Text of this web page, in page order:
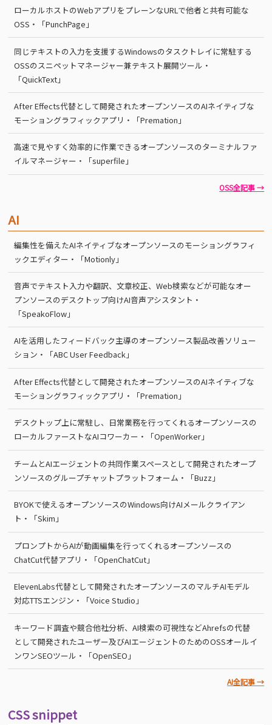
ローカルホストのWebアプリをプレーンなURLで他者と共有可能な
OSS・「PunchPage」
同じテキストの入力を支援するWindowsのタスクトレイに常駐する
OSSのスニペットマネージャー兼テキスト展開ツール・
「QuickText」
After Effects代替として開発されたオープンソースのAIネイティブな
モーショングラフィックアプリ・「Premation」
高速で見やすく効率的に作業できるオープンソースのターミナルファ
イルマネージャー・「superfile」
OSS全記事 →
AI
編集性を備えたAIネイティブなオープンソースのモーショングラフィ
ックエディター・「Motionly」
音声でテキスト入力や翻訳、文章校正、Web検索などが可能なオー
プンソースのデスクトップ向けAI音声アシスタント・
「SpeakoFlow」
AIを活用したフィードバック主導のオープンソース製品改善ソリュー
ション・「ABC User Feedback」
After Effects代替として開発されたオープンソースのAIネイティブな
モーショングラフィックアプリ・「Premation」
デスクトップ上に常駐し、日常業務を行ってくれるオープンソースの
ローカルファーストなAIコワーカー・「OpenWorker」
チームとAIエージェントの共同作業スペースとして開発されたオープ
ンソースのグループチャットプラットフォーム・「Buzz」
BYOKで使えるオープンソースのWindows向けAIメールクライアン
ト・「Skim」
プロンプトからAIが動画編集を行ってくれるオープンソースの
ChatCut代替アプリ・「OpenChatCut」
ElevenLabs代替として開発されたオープンソースのマルチAIモデル
対応TTSエンジン・「Voice Studio」
キーワード調査や競合他社分析、AI検索の可視性などAhrefsの代替
として開発されたユーザー及びAIエージェントのためのOSSオールイ
ンワンSEOツール・「OpenSEO」
AI全記事 →
CSS snippet